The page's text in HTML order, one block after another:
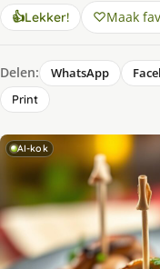
👍Lekker! Maak
Delen: WhatsApp
Print
AI-kok